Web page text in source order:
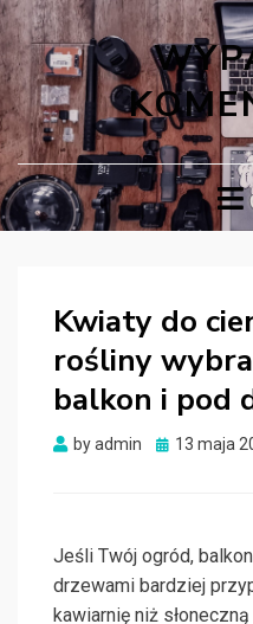
Kwiaty do
rośliny
balkon i pod
byadmin
Posted
13 maja
Jeśli Twój ogród,
drzewami bardziej
kawiarnię niż